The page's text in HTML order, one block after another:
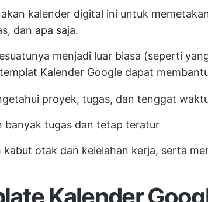
kalender digital ini untuk
dan apa saja.
menjadi luar biasa (seperti
Kalender Google dapat
proyek, tugas, dan tenggat
banyak tugas dan tetap teratur
kabut otak dan kelelahan kerja, serta